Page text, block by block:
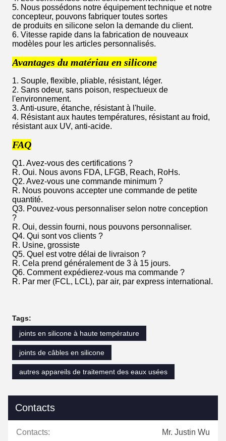
5. Nous possédons notre équipement technique et notre
concepteur, pouvons fabriquer toutes sortes
de produits en silicone selon la demande du client.
6. Vitesse rapide dans la fabrication de nouveaux
modèles pour les articles personnalisés.
Avantages du matériau en silicone
1. Souple, flexible, pliable, résistant, léger.
2. Sans odeur, sans poison, respectueux de
l'environnement.
3. Anti-usure, étanche, résistant à l'huile.
4. Résistant aux hautes températures, résistant au froid,
résistant aux UV, anti-acide.
FAQ
Q1. Avez-vous des certifications ?
R. Oui. Nous avons FDA, LFGB, Reach, RoHs.
Q2. Avez-vous une commande minimum ?
R. Nous pouvons accepter une commande de petite
quantité.
Q3. Pouvez-vous personnaliser selon notre conception
?
R. Oui, dessin fourni, nous pouvons personnaliser.
Q4. Qui sont vos clients ?
R. Usine, grossiste
Q5. Quel est votre délai de livraison ?
R. Cela prend généralement de 3 à 15 jours.
Q6. Comment expédierez-vous ma commande ?
R. Par mer (FCL, LCL), par air, par express international.
Tags:
joints en silicone à haute température
joints de câbles en silicone
autres appareils de traitement des eaux usées
Contacts
Contacts: Mr. Justin Wu